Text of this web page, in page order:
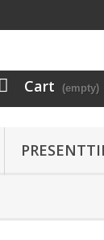
Cart (empty)